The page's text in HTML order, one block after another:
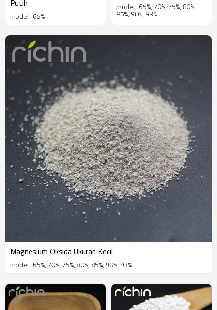
Putih
model : 65%
model : 65%, 70%, 75%, 80%,
85%, 90%, 93%
Magnesium Oksida Ukuran Kecil
model : 65%, 70%, 75%, 80%, 85%, 90%, 93%